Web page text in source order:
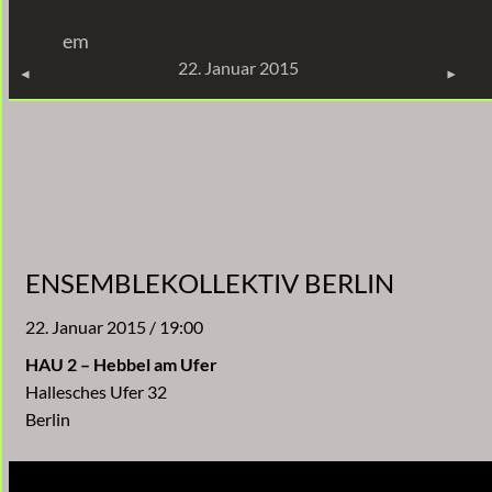
springen
em
22. Januar 2015
ENSEMBLEKOLLEKTIV BERLIN
22. Januar 2015 / 19:00
HAU 2 – Hebbel am Ufer
Hallesches Ufer 32
Berlin